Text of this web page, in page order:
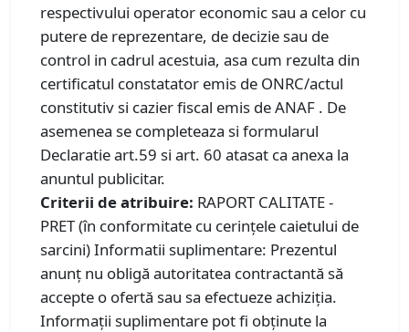
respectivului operator economic sau a celor cu
putere de reprezentare, de decizie sau de
control in cadrul acestuia, asa cum rezulta din
certificatul constatator emis de ONRC/actul
constitutiv si cazier fiscal emis de ANAF . De
asemenea se completeaza si formularul
Declaratie art.59 si art. 60 atasat ca anexa la
anuntul publicitar.
Criterii de atribuire: RAPORT CALITATE -
PRET (în conformitate cu cerințele caietului de
sarcini) Informatii suplimentare: Prezentul
anunț nu obligă autoritatea contractantă să
accepte o ofertă sau sa efectueze achiziția.
Informații suplimentare pot fi obținute la